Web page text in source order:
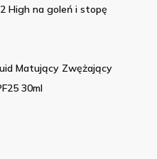
High na goleń i stopę
Matujący Zwężający
30ml